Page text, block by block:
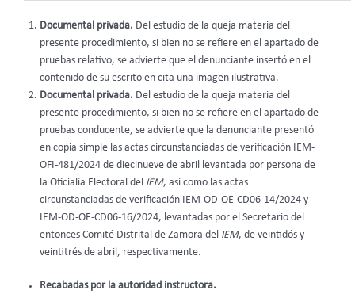
Documental privada. Del estudio de la queja materia del
presente procedimiento, si bien no se refiere en el apartado de
pruebas relativo, se advierte que el denunciante insertó en el
contenido de su escrito en cita una imagen ilustrativa.
Documental privada. Del estudio de la queja materia del
presente procedimiento, si bien no se refiere en el apartado de
pruebas conducente, se advierte que la denunciante presentó
en copia simple las actas circunstanciadas de verificación IEM-
OFI-481/2024 de diecinueve de abril levantada por persona de
la Oficialía Electoral del IEM, así como las actas
circunstanciadas de verificación IEM-OD-OE-CD06-14/2024 y
IEM-OD-OE-CD06-16/2024, levantadas por el Secretario del
entonces Comité Distrital de Zamora del IEM, de veintidós y
veintitrés de abril, respectivamente.
Recabadas por la autoridad instructora.